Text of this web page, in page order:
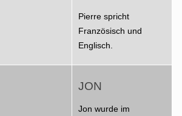
Pierre spricht
Französisch und
Englisch.
JON
Jon wurde im